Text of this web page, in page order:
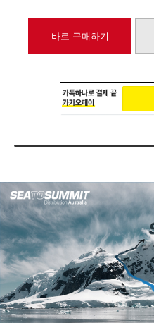
바로 구매하기